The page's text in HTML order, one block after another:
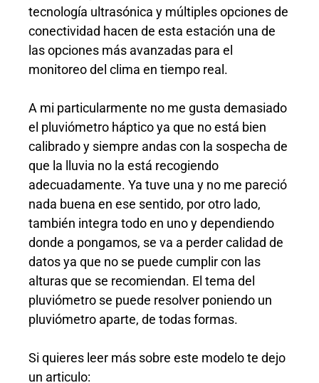
tecnología ultrasónica y múltiples opciones de
conectividad hacen de esta estación una de
las opciones más avanzadas para el
monitoreo del clima en tiempo real.
A mi particularmente no me gusta demasiado
el pluviómetro háptico ya que no está bien
calibrado y siempre andas con la sospecha de
que la lluvia no la está recogiendo
adecuadamente. Ya tuve una y no me pareció
nada buena en ese sentido, por otro lado,
también integra todo en uno y dependiendo
donde a pongamos, se va a perder calidad de
datos ya que no se puede cumplir con las
alturas que se recomiendan. El tema del
pluviómetro se puede resolver poniendo un
pluviómetro aparte, de todas formas.
Si quieres leer más sobre este modelo te dejo
un articulo: